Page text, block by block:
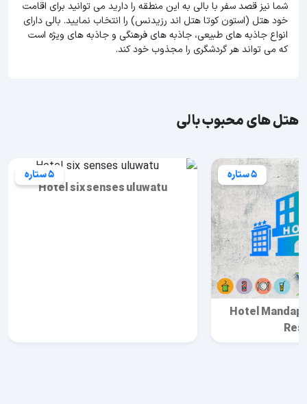
شما نیز قصد سفر با بالی به این منطقه را دارید می توانید برای اقامت
خود هتل (استون کوتا هتل اند رزیدنس) را انتخاب نمایید. بالی دارای
انواع جاذبه های طبیعی، جاذبه های فرهنگی و جاذبه های ویژه است
که می تواند هر گردشگری را مجذوب خود کند.
هتل های محبوب بالی
5 ستاره
Hotel
5 ستاره
Hotel six senses uluwatu